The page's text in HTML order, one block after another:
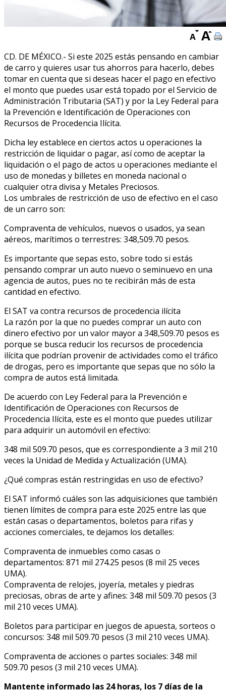
CD. DE MÉXICO.- Si este 2025 estás pensando en cambiar
de carro y quieres usar tus ahorros para hacerlo, debes
tomar en cuenta que si deseas hacer el pago en efectivo
el monto que puedes usar está topado por el Servicio de
Administración Tributaria (SAT) y por la Ley Federal para
la Prevención e Identificación de Operaciones con
Recursos de Procedencia Ilícita.
Dicha ley establece en ciertos actos u operaciones la
restricción de liquidar o pagar, así como de aceptar la
liquidación o el pago de actos u operaciones mediante el
uso de monedas y billetes en moneda nacional o
cualquier otra divisa y Metales Preciosos.
Los umbrales de restricción de uso de efectivo en el caso
de un carro son:
Compraventa de vehículos, nuevos o usados, ya sean
aéreos, marítimos o terrestres: 348,509.70 pesos.
Es importante que sepas esto, sobre todo si estás
pensando comprar un auto nuevo o seminuevo en una
agencia de autos, pues no te recibirán más de esta
cantidad en efectivo.
El SAT va contra recursos de procedencia ilícita
La razón por la que no puedes comprar un auto con
dinero efectivo por un valor mayor a 348,509.70 pesos es
porque se busca reducir los recursos de procedencia
ilícita que podrían provenir de actividades como el tráfico
de drogas, pero es importante que sepas que no sólo la
compra de autos está limitada.
De acuerdo con Ley Federal para la Prevención e
Identificación de Operaciones con Recursos de
Procedencia Ilícita, este es el monto que puedes utilizar
para adquirir un automóvil en efectivo:
348 mil 509.70 pesos, que es correspondiente a 3 mil 210
veces la Unidad de Medida y Actualización (UMA).
¿Qué compras están restringidas en uso de efectivo?
El SAT informó cuáles son las adquisiciones que también
tienen límites de compra para este 2025 entre las que
están casas o departamentos, boletos para rifas y
acciones comerciales, te dejamos los detalles:
Compraventa de inmuebles como casas o
departamentos: 871 mil 274.25 pesos (8 mil 25 veces
UMA).
Compraventa de relojes, joyería, metales y piedras
preciosas, obras de arte y afines: 348 mil 509.70 pesos (3
mil 210 veces UMA).
Boletos para participar en juegos de apuesta, sorteos o
concursos: 348 mil 509.70 pesos (3 mil 210 veces UMA).
Compraventa de acciones o partes sociales: 348 mil
509.70 pesos (3 mil 210 veces UMA).
Mantente informado las 24 horas, los 7 días de la